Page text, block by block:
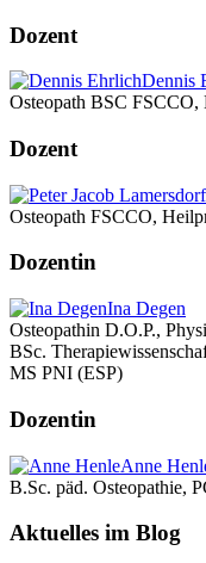
Dozent
Dennis
Osteopath BSC
Dozent
Osteopath FSCCO,
Dozentin
Ina Degen
Osteopathin D.O.P.,
BSc.
MS PNI (ESP)
Dozentin
Anne
B.Sc. päd. Osteopathie,
Aktuelles im Blog